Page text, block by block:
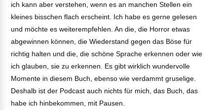
ich kann aber verstehen, wenn es an manchen Stellen ein
kleines bisschen flach erscheint. Ich habe es gerne gelesen
und möchte es weiterempfehlen. An die, die Horror etwas
abgewinnen können, die Wiederstand gegen das Böse für
richtig halten und die, die schöne Sprache erkennen oder wie
ich glauben, sie zu erkennen. Es gibt wirklich wundervolle
Momente in diesem Buch, ebenso wie verdammt gruselige.
Deshalb ist der Podcast auch nichts für mich, das Buch, das
habe ich hinbekommen, mit Pausen.